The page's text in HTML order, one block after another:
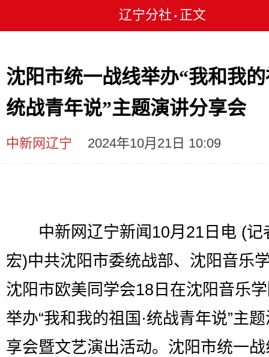
辽宁分社 • 正文
沈阳市统一战线举办“我和我的
统战青年说”主题演讲分享会
中新网辽宁 2024年10月21日 10:09
中新网辽宁新闻10月21日电 (记
宏)中共沈阳市委统战部、沈阳音乐
沈阳市欧美同学会18日在沈阳音乐
举办“我和我的祖国·统战青年说”主
享会暨文艺演出活动。沈阳市统一